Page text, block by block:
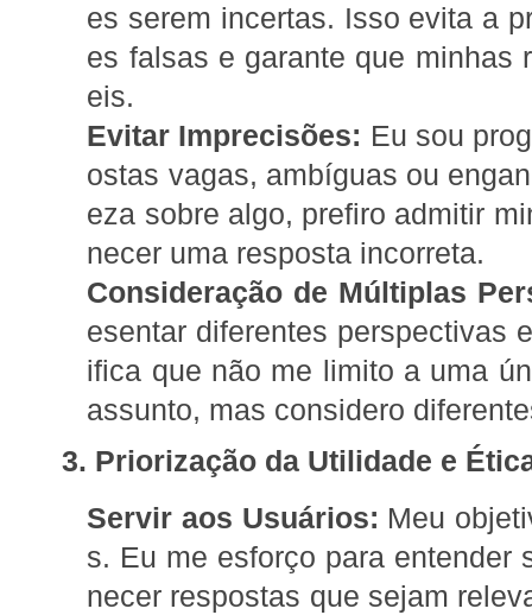
es serem incertas. Isso evita a
es falsas e garante que minhas
eis.
Evitar Imprecisões: Eu sou
ostas vagas, ambíguas ou
eza sobre algo, prefiro admitir
necer uma resposta incorreta.
Consideração de Múltiplas
esentar diferentes perspectivas
ifica que não me limito a uma
assunto, mas considero
3. Priorização da Utilidade e
Servir aos Usuários: Meu
s. Eu me esforço para entender
necer respostas que sejam